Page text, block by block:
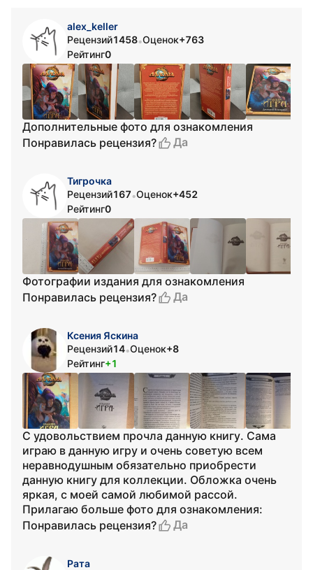
alex_keller
Рецензий1458•Оценок+763
Рейтинг0
Дополнительные фото для ознакомления
Понравилась рецензия?
Да
Тигрочка
Рецензий167•Оценок+452
Рейтинг0
Фотографии издания для ознакомления
Понравилась рецензия?
Да
Ксения Яскина
Рецензий14•Оценок+8
Рейтинг+1
С удовольствием прочла данную книгу. Сама
играю в данную игру и очень советую всем
неравнодушным обязательно приобрести
данную книгу для коллекции. Обложка очень
яркая, с моей самой любимой рассой.
Прилагаю больше фото для ознакомления:
Понравилась рецензия?
Да
Рата